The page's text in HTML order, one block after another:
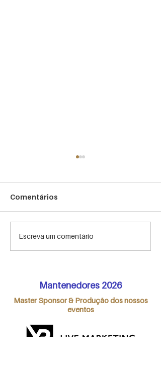
A importância do
Comentários
Escreva um comentário
Mantenedores 2026
Master Sponsor & Produção dos nossos
eventos